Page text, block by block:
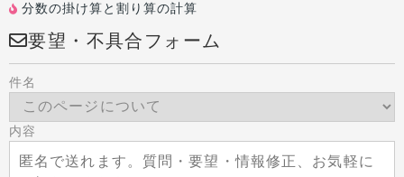
分数の掛け算と割り算の計算
要望・不具合フォーム
件名
内容